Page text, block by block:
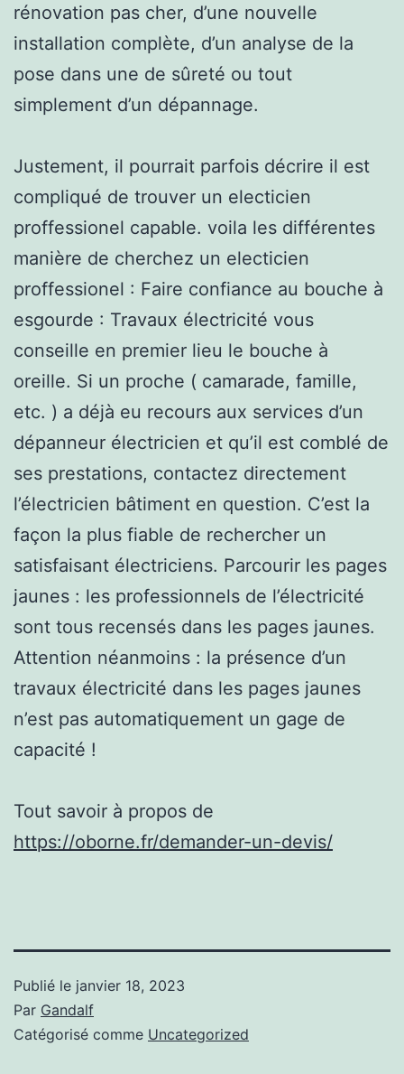
rénovation pas cher, d’une nouvelle
installation complète, d’un analyse de la
pose dans une de sûreté ou tout
simplement d’un dépannage.
Justement, il pourrait parfois décrire il est
compliqué de trouver un electicien
proffessionel capable. voila les différentes
manière de cherchez un electicien
proffessionel : Faire confiance au bouche à
esgourde : Travaux électricité vous
conseille en premier lieu le bouche à
oreille. Si un proche ( camarade, famille,
etc. ) a déjà eu recours aux services d’un
dépanneur électricien et qu’il est comblé de
ses prestations, contactez directement
l’électricien bâtiment en question. C’est la
façon la plus fiable de rechercher un
satisfaisant électriciens. Parcourir les pages
jaunes : les professionnels de l’électricité
sont tous recensés dans les pages jaunes.
Attention néanmoins : la présence d’un
travaux électricité dans les pages jaunes
n’est pas automatiquement un gage de
capacité !
Tout savoir à propos de
https://oborne.fr/demander-un-devis/
Publié le janvier 18, 2023
Par Gandalf
Catégorisé comme Uncategorized